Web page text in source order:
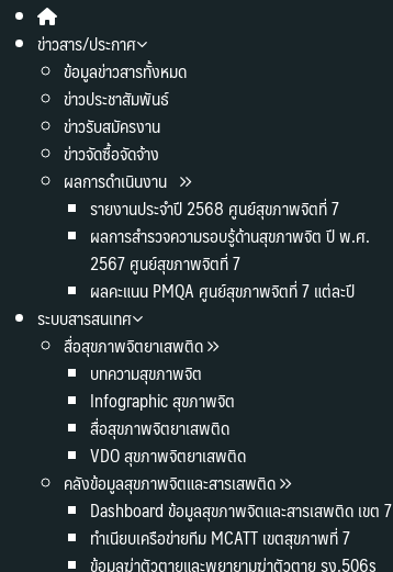
ข่าวสาร/ประกาศ
ข้อมูลข่าวสารทั้งหมด
ข่าวประชาสัมพันธ์
ข่าวรับสมัครงาน
ข่าวจัดซื้อจัดจ้าง
ผลการดำเนินงาน
รายงานประจำปี 2568 ศูนย์สุขภาพจิตที่ 7
ผลการสำรวจความรอบรู้ด้านสุขภาพจิต ปี พ.ศ.
2567 ศูนย์สุขภาพจิตที่ 7
ผลคะแนน PMQA ศูนย์สุขภาพจิตที่ 7 แต่ละปี
ระบบสารสนเทศ
สื่อสุขภาพจิตยาเสพติด
บทความสุขภาพจิต
Infographic สุขภาพจิต
สื่อสุขภาพจิตยาเสพติด
VDO สุขภาพจิตยาเสพติด
คลังข้อมูลสุขภาพจิตและสารเสพติด
Dashboard ข้อมูลสุขภาพจิตและสารเสพติด เขต 7
ทำเนียบเครือข่ายทีม MCATT เขตสุขภาพที่ 7
ข้อมูลฆ่าตัวตายและพยายามฆ่าตัวตาย รง.506s